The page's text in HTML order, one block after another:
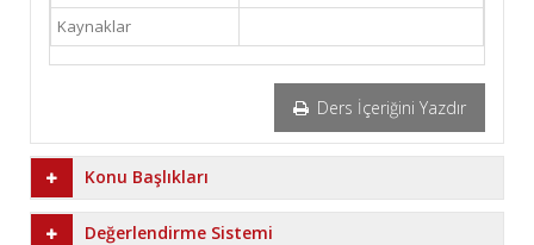
Kaynaklar
Ders İçeriğini Yazdır
Konu Başlıkları
Değerlendirme Sistemi